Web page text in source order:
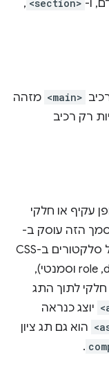
ו- <section>
,
<main> מזהה
רק רכיב
עקיף או חלקי
הזה עוסק ב-
HTML. אם יש קטע בנושא ספציפיות של סלקטורים ב-CSS
בשלוש דוגמאות של כותרות אתרים (div,‏ role וסמנטי),
לתוך התג
יוצג כנראה
הוא גם תג ציון
.